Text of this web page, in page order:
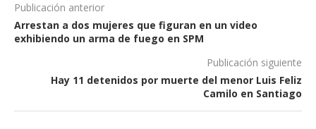
Publicación anterior
Arrestan a dos mujeres que figuran en un video
exhibiendo un arma de fuego en SPM
Publicación siguiente
Hay 11 detenidos por muerte del menor Luis Feliz
Camilo en Santiago